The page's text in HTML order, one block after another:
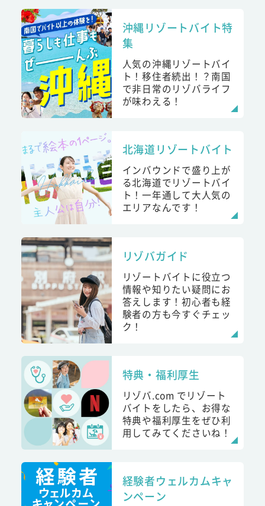
沖縄リゾートバイト特
集
人気の沖縄リゾートバイ
ト！移住者続出！？南国
で非日常のリゾバライフ
が味わえる！
北海道リゾートバイト
インバウンドで盛り上が
る北海道でリゾートバイ
ト！一年通して大人気の
エリアなんです！
リゾバガイド
リゾートバイトに役立つ
情報や知りたい疑問にお
答えします！初心者も経
験者の方も今すぐチェッ
ク！
特典・福利厚生
リゾバ.com でリゾート
バイトをしたら、お得な
特典や福利厚生をぜひ利
用してみてくださいね！
経験者ウェルカムキャ
ンペーン